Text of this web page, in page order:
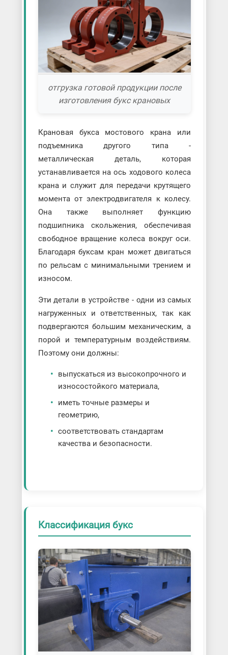
отгрузка готовой продукции после
изготовления букс крановых
Крановая букса мостового крана или
подъемника другого типа -
металлическая деталь, которая
устанавливается на ось ходового колеса
крана и служит для передачи крутящего
момента от электродвигателя к колесу.
Она также выполняет функцию
подшипника скольжения, обеспечивая
свободное вращение колеса вокруг оси.
Благодаря буксам кран может двигаться
по рельсам с минимальными трением и
износом.
Эти детали в устройстве - одни из самых
нагруженных и ответственных, так как
подвергаются большим механическим, а
порой и температурным воздействиям.
Поэтому они должны:
выпускаться из высокопрочного и
износостойкого материала,
иметь точные размеры и
геометрию,
соответствовать стандартам
качества и безопасности.
Классификация букс